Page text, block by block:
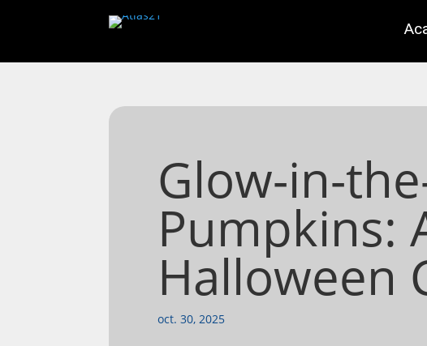
Glow-in-
Pumpkins:
Halloween
oct. 30, 2025